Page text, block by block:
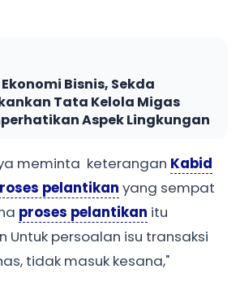
Bisnis, Sekda
Tata Kelola Migas
Aspek Lingkungan
meminta keterangan Kabid
pelantikan yang sempat
proses pelantikan itu
Untuk persoalan isu transaksi
tidak masuk kesana,"